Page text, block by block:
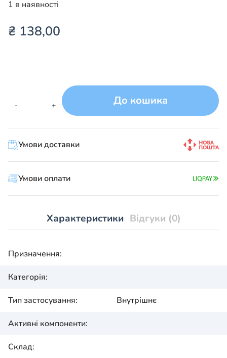
1 в наявності
₴ 138,00
-
Схизандрин+ До кошика
Умови доставки
Умови оплати
Характеристики Відгуки (0)
Призначення:
Категорія:
Тип застосування: Внутрішнє
Активні компоненти:
Склад: